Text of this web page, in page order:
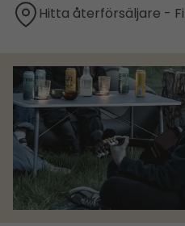
Hitta återförsäljare -